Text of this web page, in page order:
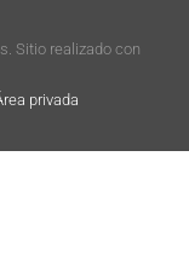
Sitio realizado con
rea privada